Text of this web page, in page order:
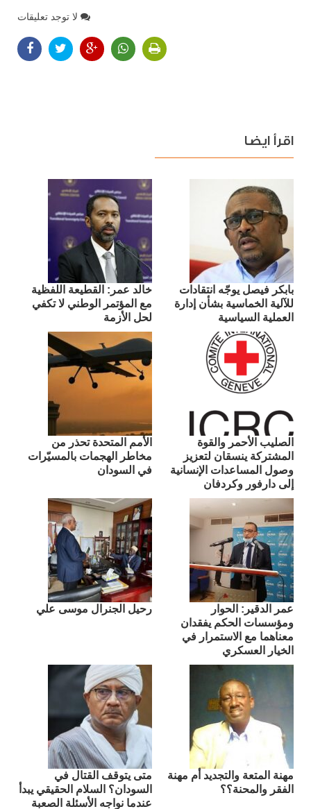
لا توجد تعليقات
اقرأ ايضا
بابكر فيصل يوجّه انتقادات
للآلية الخماسية بشأن إدارة
العملية السياسية
​خالد عمر: القطيعة اللفظية
مع المؤتمر الوطني لا تكفي
لحل الأزمة
الصليب الأحمر والقوة
المشتركة ينسقان لتعزيز
وصول المساعدات الإنسانية
إلى دارفور وكردفان
الأمم المتحدة تحذر من
مخاطر الهجمات بالمسيّرات
في السودان
عمر الدقير: الحوار
ومؤسسات الحكم يفقدان
معناهما مع الاستمرار في
الخيار العسكري
رحيل الجنرال موسى علي
مهنة المتعة والتجديد أم مهنة
الفقر والمحنة؟؟
متى يتوقف القتال في
السودان؟ السلام الحقيقي يبدأ
عندما نواجه الأسئلة الصعبة